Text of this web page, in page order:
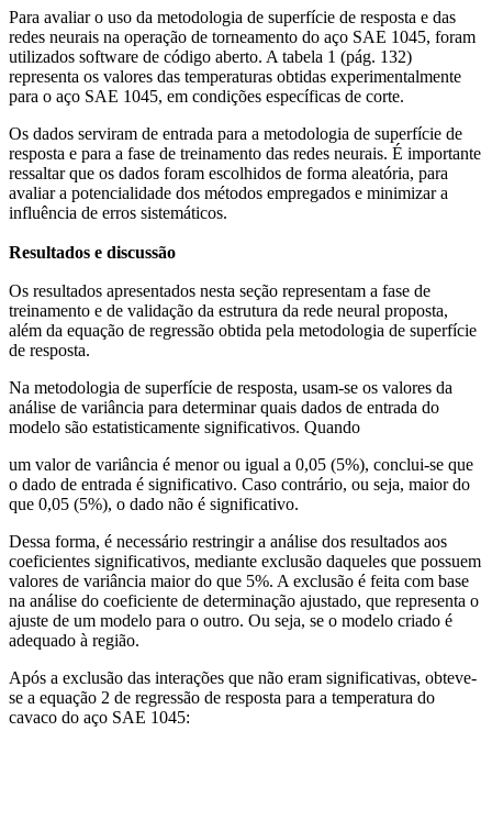
Para avaliar o uso da metodologia de superfície de resposta e das
redes neurais na operação de torneamento do aço SAE 1045, foram
utilizados software de código aberto. A tabela 1 (pág. 132)
representa os valores das temperaturas obtidas experimentalmente
para o aço SAE 1045, em condições específicas de corte.
Os dados serviram de entrada para a metodologia de superfície de
resposta e para a fase de treinamento das redes neurais. É importante
ressaltar que os dados foram escolhidos de forma aleatória, para
avaliar a potencialidade dos métodos empregados e minimizar a
influência de erros sistemáticos.
Resultados e discussão
Os resultados apresentados nesta seção representam a fase de
treinamento e de validação da estrutura da rede neural proposta,
além da equação de regressão obtida pela metodologia de superfície
de resposta.
Na metodologia de superfície de resposta, usam-se os valores da
análise de variância para determinar quais dados de entrada do
modelo são estatisticamente significativos. Quando
um valor de variância é menor ou igual a 0,05 (5%), conclui-se que
o dado de entrada é significativo. Caso contrário, ou seja, maior do
que 0,05 (5%), o dado não é significativo.
Dessa forma, é necessário restringir a análise dos resultados aos
coeficientes significativos, mediante exclusão daqueles que possuem
valores de variância maior do que 5%. A exclusão é feita com base
na análise do coeficiente de determinação ajustado, que representa o
ajuste de um modelo para o outro. Ou seja, se o modelo criado é
adequado à região.
Após a exclusão das interações que não eram significativas, obteve-
se a equação 2 de regressão de resposta para a temperatura do
cavaco do aço SAE 1045: